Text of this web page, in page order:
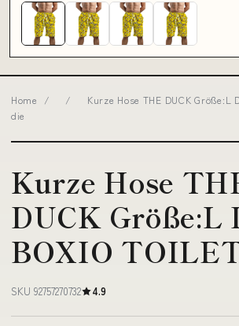
Home / /
Kurze Hose THE DUCK Größe:L
die
Kurze Hose
DUCK Größe:L
BOXIO
SKU 92757270732 4.9